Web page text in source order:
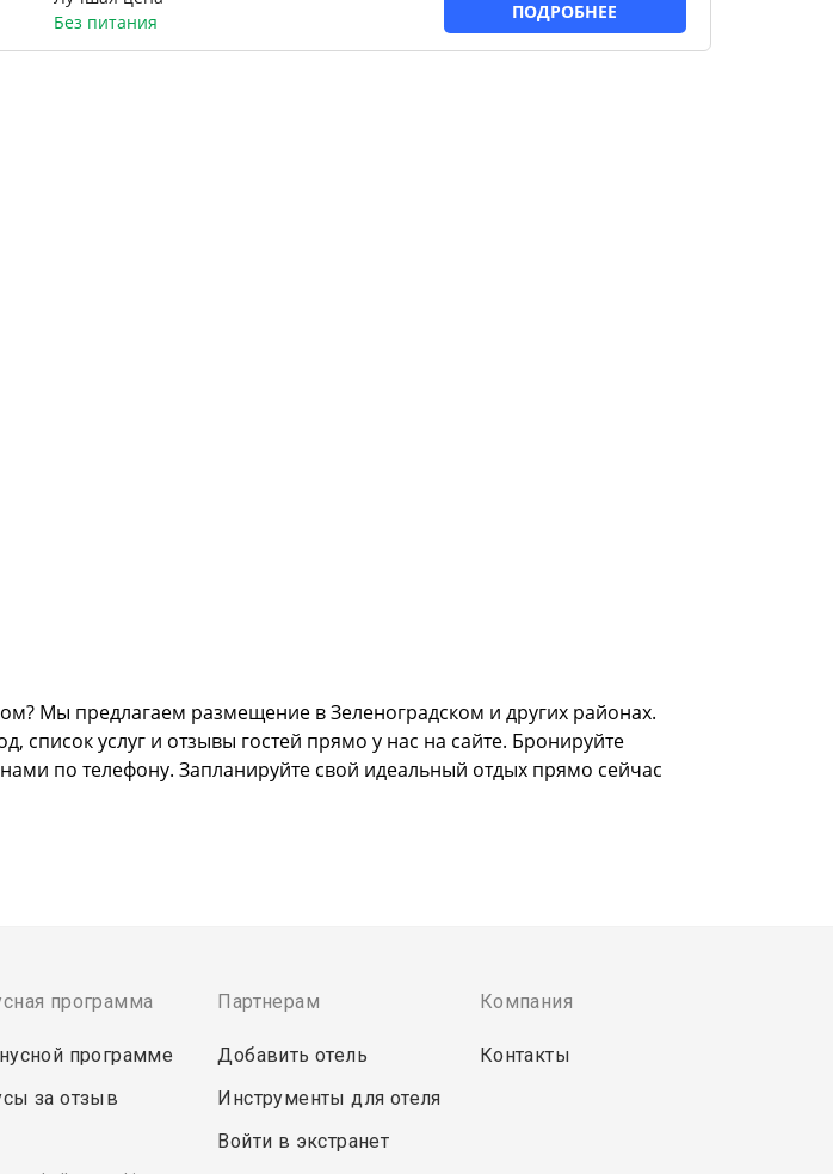
Без питания
ПОДРОБНЕЕ
Мы предлагаем размещение в Зеленоградском и других районах.
услуг и отзывы гостей прямо у нас на сайте. Бронируйте
по телефону. Запланируйте свой идеальный отдых прямо сейчас
программа
программе
за отзыв
Партнерам
Добавить отель
Инструменты для отеля
Войти в экстранет
Компания
Контакты